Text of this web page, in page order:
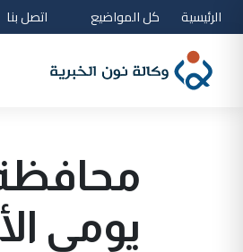
الرئيسية كل المواضيع اتصل بنا
يومي